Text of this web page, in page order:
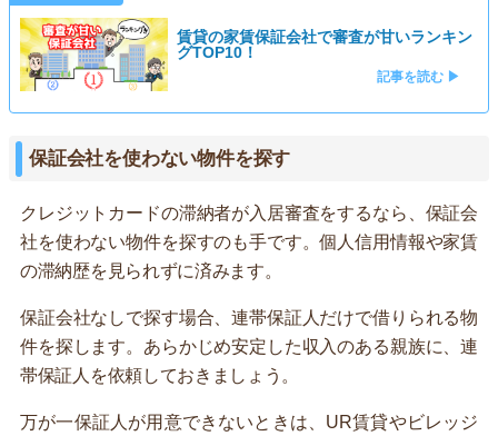
賃貸の家賃保証会社で審査が甘いランキン
グTOP10！
記事を読む ▶
保証会社を使わない物件を探す
クレジットカードの滞納者が入居審査をするなら、保証会
社を使わない物件を探すのも手です。個人信用情報や家賃
の滞納歴を見られずに済みます。
保証会社なしで探す場合、連帯保証人だけで借りられる物
件を探します。あらかじめ安定した収入のある親族に、連
帯保証人を依頼しておきましょう。
万が一保証人が用意できないときは、UR賃貸やビレッジ